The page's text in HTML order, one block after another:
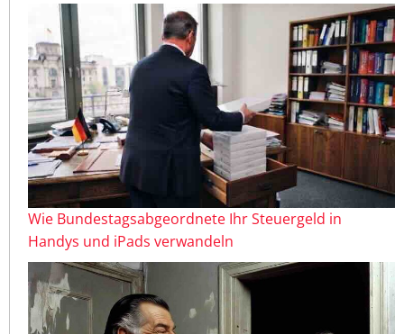
Wie Bundestagsabgeordnete Ihr Steuergeld in
Handys und iPads verwandeln